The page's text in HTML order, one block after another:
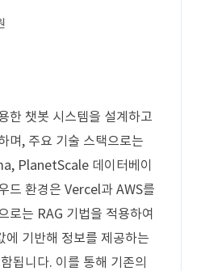
한 챗봇 시스템을 설계하고
며, 주요 기술 스택으로는
PlanetScale 데이터베이
드 환경은 Vercel과 AWS를
로는 RAG 기법을 적용하여
에 기반해 정보를 제공하는
됩니다. 이를 통해 기존의